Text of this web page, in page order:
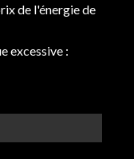
de l'énergie de
excessive :